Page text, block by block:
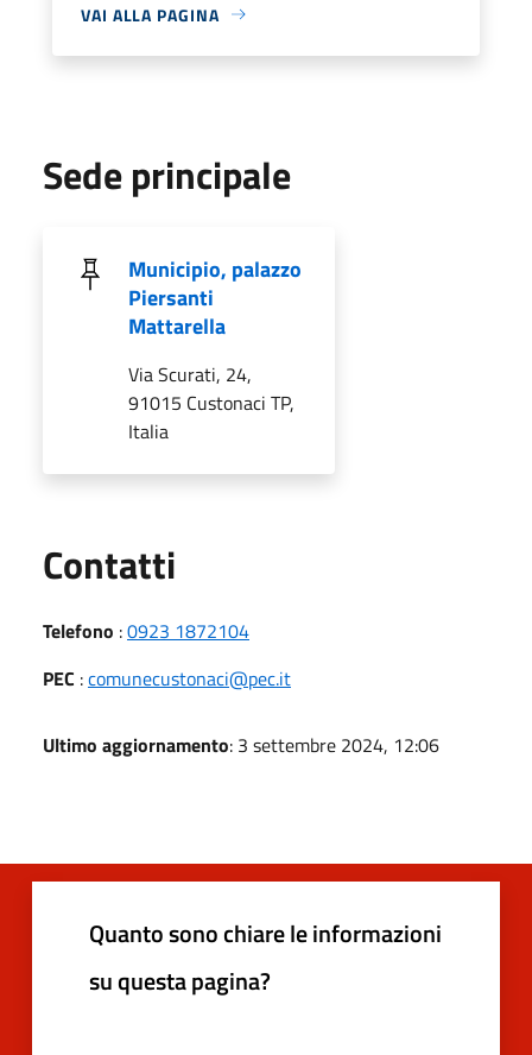
VAI ALLA PAGINA
Sede principale
Municipio, palazzo
Piersanti
Mattarella
Via Scurati, 24,
91015 Custonaci TP,
Italia
Contatti
Telefono :0923 1872104
PEC :comunecustonaci@pec.it
Ultimo aggiornamento: 3 settembre 2024, 12:06
Quanto sono chiare le informazioni
su questa pagina?